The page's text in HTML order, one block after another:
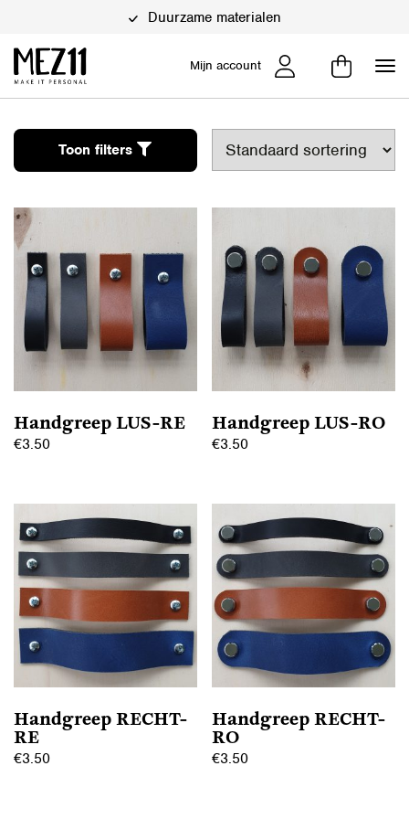
Duurzame materialen
Mijn account
Toon filters
Handgreep LUS-RE
€3.50
meerdere
variaties.
Deze
optie
kan
gekozen
worden
de
productpagina
Handgreep LUS-RO
€3.50
meerdere
variaties.
Deze
optie
kan
gekozen
worden
de
productpagina
Handgreep RECHT-
RE
€3.50
Handgreep RECHT-
RO
€3.50